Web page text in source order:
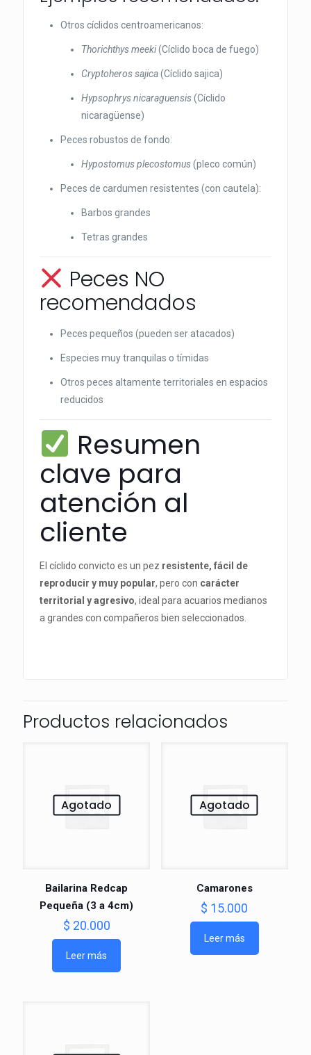
Otros cíclidos centroamericanos:
Thorichthys meeki(Cíclido boca de fuego)
Cryptoheros sajica(Cíclido sajica)
Hypsophrys nicaraguensis(Cíclido
nicaragüense)
Peces robustos de fondo:
Hypostomus plecostomus(pleco común)
Peces de cardumen resistentes (con cautela):
Barbos grandes
Tetras grandes
Peces NO
recomendados
Peces pequeños (pueden ser atacados)
Especies muy tranquilas o tímidas
Otros peces altamente territoriales en espacios
reducidos
Resumen
clave para
atención al
cliente
El cíclido convicto es un pez resistente, fácil de
reproducir y muy popular, pero con carácter
territorial y agresivo, ideal para acuarios medianos
a grandes con compañeros bien seleccionados.
Productos relacionados
Agotado
Bailarina Redcap
Pequeña (3 a 4cm)
$ 20.000
Leer más
Agotado
Camarones
$ 15.000
Leer más